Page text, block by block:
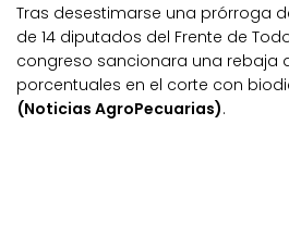
Tras desestimarse una prórroga
de 14 diputados del Frente de
congreso sancionara una rebaja
porcentuales en el corte con
(Noticias AgroPecuarias).